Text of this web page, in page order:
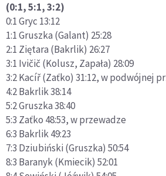
(0:1, 5:1, 3:2)
0:1 Gryc 13:12
1:1 Gruszka (Galant) 25:28
2:1 Ziętara (Bakrlik) 26:27
3:1 Ivičič (Kolusz, Zapała) 28:09
3:2 Kacíř (Zaťko) 31:12, w podwójnej
4:2 Bakrlik 38:14
5:2 Gruszka 38:40
5:3 Zaťko 48:53, w przewadze
6:3 Bakrlik 49:23
7:3 Dziubiński (Gruszka) 50:54
8:3 Baranyk (Kmiecik) 52:01